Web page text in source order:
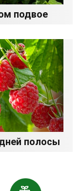
подвое
полосы